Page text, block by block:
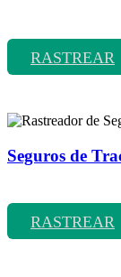
RASTREAR
Seguros de
RASTREAR